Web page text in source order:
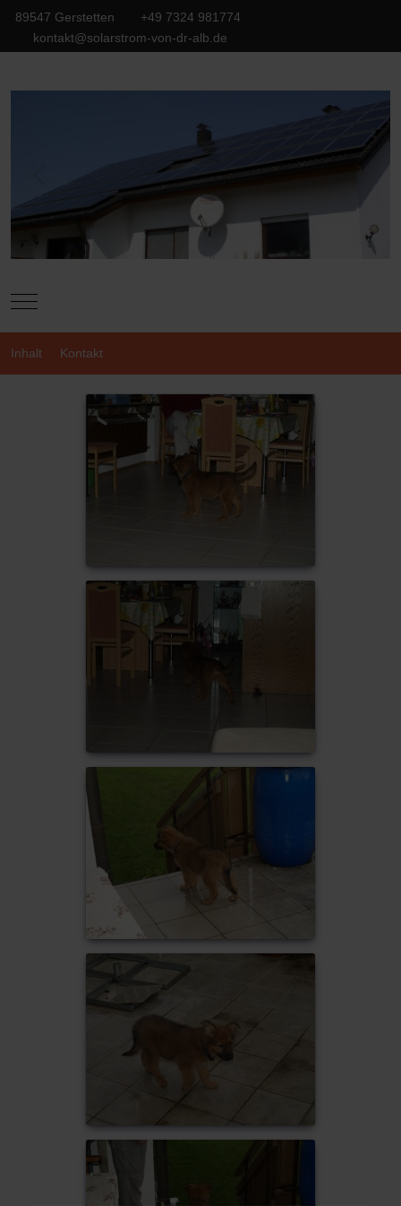
89547 Gerstetten
+49 7324 981774
kontakt@solarstrom-von-dr-alb.de
Mobile Menu Toggle
Inhalt Kontakt